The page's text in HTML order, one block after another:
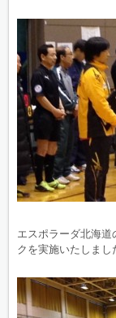
エスポラーダ北海
クを実施いたしまし